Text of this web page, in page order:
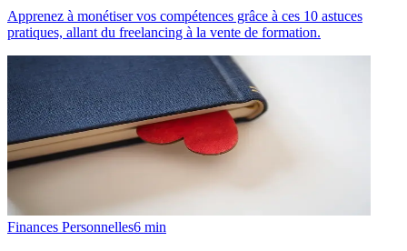
Apprenez à monétiser vos compétences grâce à ces 10 astuces
pratiques, allant du freelancing à la vente de formation.
Finances Personnelles6 min